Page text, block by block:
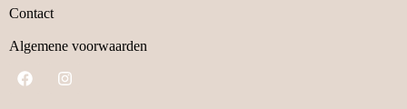
Contact
Algemene voorwaarden